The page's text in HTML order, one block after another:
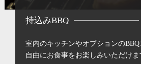
持込みBBQ
室内のキッチンやオプションの
自由にお食事をお楽しみいただけま